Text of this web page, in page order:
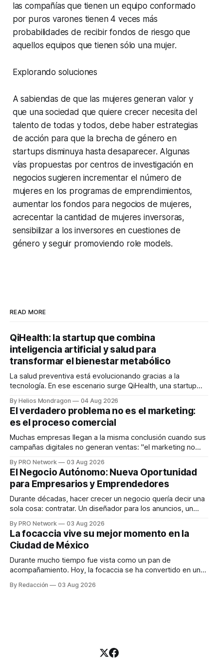
las compañías que tienen un equipo conformado
por puros varones tienen 4 veces más
probabilidades de recibir fondos de riesgo que
aquellos equipos que tienen sólo una mujer.
Explorando soluciones
A sabiendas de que las mujeres generan valor y
que una sociedad que quiere crecer necesita del
talento de todas y todos, debe haber estrategias
de acción para que la brecha de género en
startups disminuya hasta desaparecer. Algunas
vías propuestas por centros de investigación en
negocios sugieren incrementar el número de
mujeres en los programas de emprendimientos,
aumentar los fondos para negocios de mujeres,
acrecentar la cantidad de mujeres inversoras,
sensibilizar a los inversores en cuestiones de
género y seguir promoviendo role models.
READ MORE
QiHealth: la startup que combina
inteligencia artificial y salud para
transformar el bienestar metabólico
La salud preventiva está evolucionando gracias a la
tecnología. En ese escenario surge QiHealth, una startup
dispositivos inteligentes, inteligencia artificial y monitoreo
en tiempo real para ayudar a las personas a tomar mejores
decisiones sobre su salud metabólica. Su propuesta busca
responder
By Helios Mondragon 04 Aug 2026
El verdadero problema no es el marketing:
es el proceso comercial
Muchas empresas llegan a la misma conclusión cuando sus
campañas digitales no generan ventas: "el marketing no
INTERIUS, el problema suele estar en otro lugar. Durante
una entrevista para el podcast SER PRO, el especialista en
marketing digital explicó que
By PRO Network 03 Aug 2026
El Negocio Autónomo: Nueva Oportunidad
para Empresarios y Emprendedores
Durante décadas, hacer crecer un negocio quería decir una
sola cosa: contratar. Un diseñador para los anuncios, un
para los textos, alguien que supiera de publicidad digital
para encontrar prospectos, un vendedor para atender
llamadas y mensajes, y —con suerte— una persona
By PRO Network 03 Aug 2026
La focaccia vive su mejor momento en la
Ciudad de México
Durante mucho tiempo fue vista como un pan de
acompañamiento. Hoy, la focaccia se ha convertido en uno
artesanal, ingredientes de calidad y experiencias que
By Redacción 03 Aug 2026